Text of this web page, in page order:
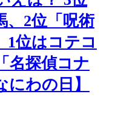
、2位「呪術
1位はコテコ
名探偵コナ
にわの日】